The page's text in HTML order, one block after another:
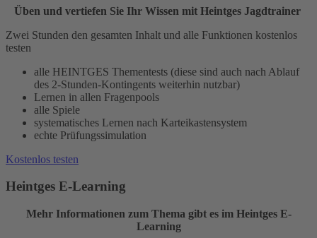
Üben und vertiefen Sie Ihr Wissen mit Heintges Jagdtrainer
Zwei Stunden den gesamten Inhalt und alle Funktionen kostenlos
testen
alle HEINTGES Thementests (diese sind auch nach Ablauf
des 2-Stunden-Kontingents weiterhin nutzbar)
Lernen in allen Fragenpools
alle Spiele
systematisches Lernen nach Karteikastensystem
echte Prüfungssimulation
Kostenlos testen
Heintges E-Learning
Mehr Informationen zum Thema gibt es im Heintges E-
Learning